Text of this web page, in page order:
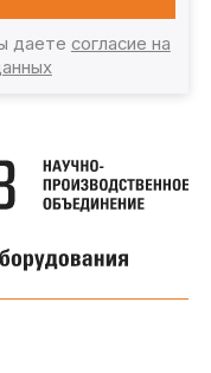
даете согласие на